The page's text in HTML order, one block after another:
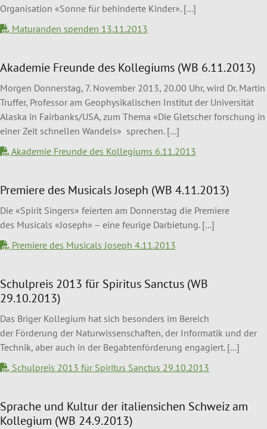
Organisation «Sonne für behinderte Kinder». [...]
Maturanden spenden 13.11.2013
Akademie Freunde des Kollegiums (WB 6.11.2013)
Morgen Donnerstag, 7. November 2013, 20.00 Uhr, wird Dr. Martin
Truffer, Professor am Geophysikalischen Institut der Universität
Alaska in Fairbanks/USA, zum Thema «Die Gletscher forschung in
einer Zeit schnellen Wandels» sprechen. [...]
Akademie Freunde des Kollegiums 6.11.2013
Premiere des Musicals Joseph (WB 4.11.2013)
Die «Spirit Singers» feierten am Donnerstag die Premiere
des Musicals «Joseph» – eine feurige Darbietung. [...]
Premiere des Musicals Joseph 4.11.2013
Schulpreis 2013 für Spiritus Sanctus (WB
29.10.2013)
Das Briger Kollegium hat sich besonders im Bereich
der Förderung der Naturwissenschaften, der Informatik und der
Technik, aber auch in der Begabtenförderung engagiert. [...]
Schulpreis 2013 für Spiritus Sanctus 29.10.2013
Sprache und Kultur der italiensichen Schweiz am
Kollegium (WB 24.9.2013)